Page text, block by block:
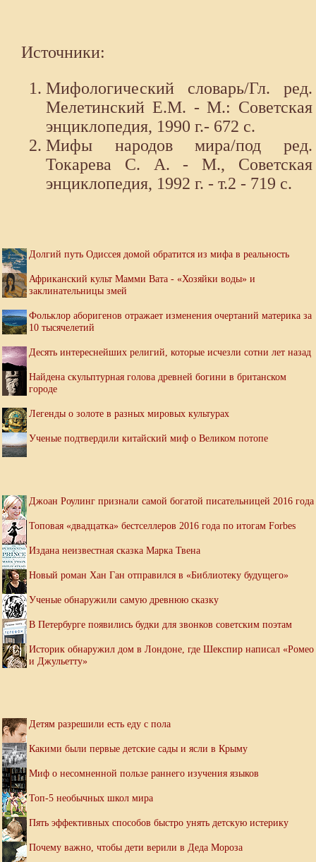
Источники:
Мифологический словарь/Гл. ред.
Мелетинский Е.М. - М.: Советская
энциклопедия, 1990 г.- 672 с.
Мифы народов мира/под ред.
Токарева С. А. - М., Советская
энциклопедия, 1992 г. - т.2 - 719 с.
Долгий путь Одиссея домой обратится из мифа в реальность
Африканский культ Мамми Вата - «Хозяйки воды» и
заклинательницы змей
Фольклор аборигенов отражает изменения очертаний материка за
10 тысячелетий
Десять интереснейших религий, которые исчезли сотни лет назад
Найдена скульптурная голова древней богини в британском
городе
Легенды о золоте в разных мировых культурах
Ученые подтвердили китайский миф о Великом потопе
Джоан Роулинг признали самой богатой писательницей 2016 года
Топовая «двадцатка» бестселлеров 2016 года по итогам Forbes
Издана неизвестная сказка Марка Твена
Новый роман Хан Ган отправился в «Библиотеку будущего»
Ученые обнаружили самую древнюю сказку
В Петербурге появились будки для звонков советским поэтам
Историк обнаружил дом в Лондоне, где Шекспир написал «Ромео
и Джульетту»
Детям разрешили есть еду с пола
Какими были первые детские сады и ясли в Крыму
Миф о несомненной пользе раннего изучения языков
Топ-5 необычных школ мира
Пять эффективных способов быстро унять детскую истерику
Почему важно, чтобы дети верили в Деда Мороза